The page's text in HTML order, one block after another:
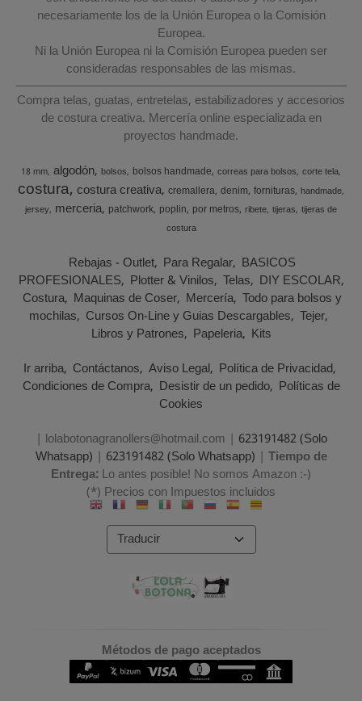
necesariamente los de la Unión Europea o la Comisión
Europea.
Ni la Unión Europea ni la Comisión Europea pueden ser
consideradas responsables de las mismas.
Compra telas, guatas, entretelas, estabilizadores y accesorios
de costura creativa. Mercería online especializada en
proyectos handmade.
18 mm algodón bolsos bolsos handmade correas para bolsos corte tela
costura costura creativa cremallera denim fornituras handmade
jersey merceria patchwork poplin por metros ribete tijeras tijeras de
costura
Rebajas - Outlet Para Regalar BASICOS
PROFESIONALES Plotter & Vinilos Telas DIY ESCOLAR
Costura Maquinas de Coser Mercería Todo para bolsos y
mochilas Cursos On-Line y Guias Descargables Tejer
Libros y Patrones Papeleria Kits
Ir arriba Contáctanos Aviso Legal Política de Privacidad
Condiciones de Compra Desistir de un pedido Políticas de
Cookies
| lolabotonagranollers@hotmail.com | 623191482 (Solo
Whatsapp) | 623191482 (Solo Whatsapp) | Tiempo de
Entrega:Lo antes posible! No somos Amazon :-)
(*) Precios con Impuestos incluidos
Métodos de pago aceptados